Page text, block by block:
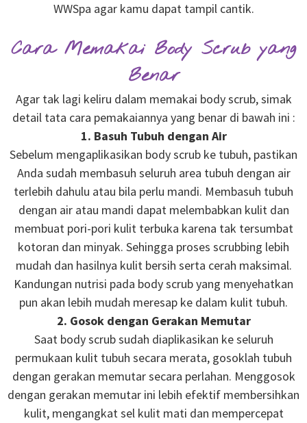
WWSpa agar kamu dapat tampil cantik.
Cara Memakai Body Scrub yang
Benar
Agar tak lagi keliru dalam memakai body scrub, simak
detail tata cara pemakaiannya yang benar di bawah ini :
1. Basuh Tubuh dengan Air
Sebelum mengaplikasikan body scrub ke tubuh, pastikan
Anda sudah membasuh seluruh area tubuh dengan air
terlebih dahulu atau bila perlu mandi. Membasuh tubuh
dengan air atau mandi dapat melembabkan kulit dan
membuat pori-pori kulit terbuka karena tak tersumbat
kotoran dan minyak. Sehingga proses scrubbing lebih
mudah dan hasilnya kulit bersih serta cerah maksimal.
Kandungan nutrisi pada body scrub yang menyehatkan
pun akan lebih mudah meresap ke dalam kulit tubuh.
2. Gosok dengan Gerakan Memutar
Saat body scrub sudah diaplikasikan ke seluruh
permukaan kulit tubuh secara merata, gosoklah tubuh
dengan gerakan memutar secara perlahan. Menggosok
dengan gerakan memutar ini lebih efektif membersihkan
kulit, mengangkat sel kulit mati dan mempercepat